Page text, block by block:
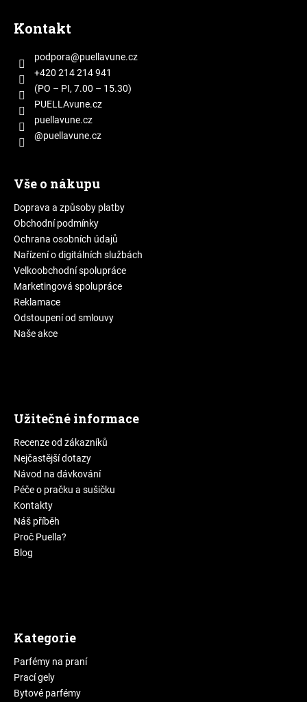
Kontakt
podpora@puellavune.cz
+420 214 214 941
(PO – PI, 7.00 – 15.30)
PUELLAvune.cz
puellavune.cz
@puellavune.cz
Vše o nákupu
Doprava a způsoby platby
Obchodní podmínky
Ochrana osobních údajů
Nařízení o digitálních službách
Velkoobchodní spolupráce
Marketingová spolupráce
Reklamace
Odstoupení od smlouvy
Naše akce
Užitečné informace
Recenze od zákazníků
Nejčastější dotazy
Návod na dávkování
Péče o pračku a sušičku
Kontakty
Náš příběh
Proč Puella?
Blog
Kategorie
Parfémy na praní
Prací gely
Bytové parfémy